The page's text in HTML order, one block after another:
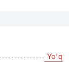
Yo'q